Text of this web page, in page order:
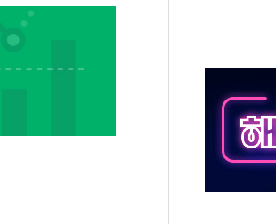
[르포] 육군, 2031년까지 3개 보급단 '1등급